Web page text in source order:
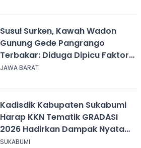
Susul Surken, Kawah Wadon
Gunung Gede Pangrango
Terbakar: Diduga Dipicu Faktor
Alam
JAWA BARAT
Kadisdik Kabupaten Sukabumi
Harap KKN Tematik GRADASI
2026 Hadirkan Dampak Nyata
bagi Masyarakat
SUKABUMI